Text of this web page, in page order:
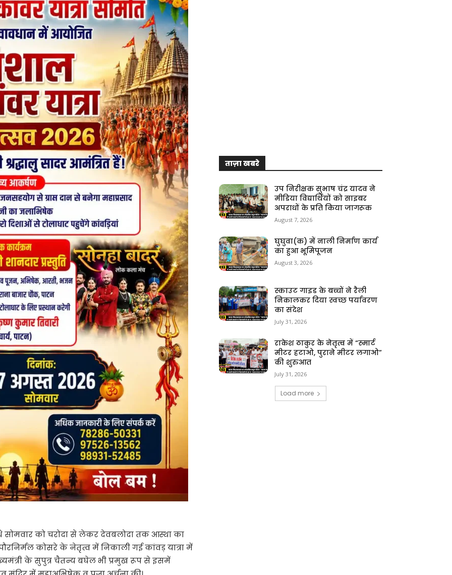
सोमवार को चरोदा से लेकर देवबलोदा तक आस्था का
कोसरे के नेतृत्व में निकाली गई कांवड़ यात्रा में
के सुपुत्र चैतन्य बघेल भी प्रमुख रूप से इसमें
ताज़ा खबरे
उप निरीक्षक सुभाष चंद्र यादव ने
मीडिया विद्यार्थियों को साइबर
अपराधों के प्रति किया जागरूक
August 7, 2026
घुघुवा(क) में नाली निर्माण कार्य
का हुआ भूमिपूजन
August 3, 2026
स्काउट गाइड के बच्चों ने रैली
निकालकर दिया स्वच्छ पर्यावरण
का संदेश
July 31, 2026
राकेश ठाकुर के नेतृत्व में “स्मार्ट
मीटर हटाओ, पुराने मीटर लगाओ”
की शुरुआत
July 31, 2026
Load more